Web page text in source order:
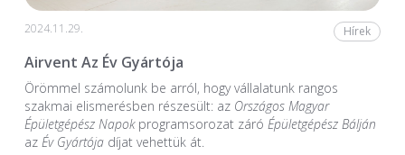
2024.11.29. Hírek
Airvent Az Év Gyártója
Örömmel számolunk be arról, hogy vállalatunk rangos
szakmai elismerésben részesült: az Országos Magyar
Épületgépész Napokprogramsorozat záró Épületgépész Bálján
az Év Gyártójadíjat vehettük át.